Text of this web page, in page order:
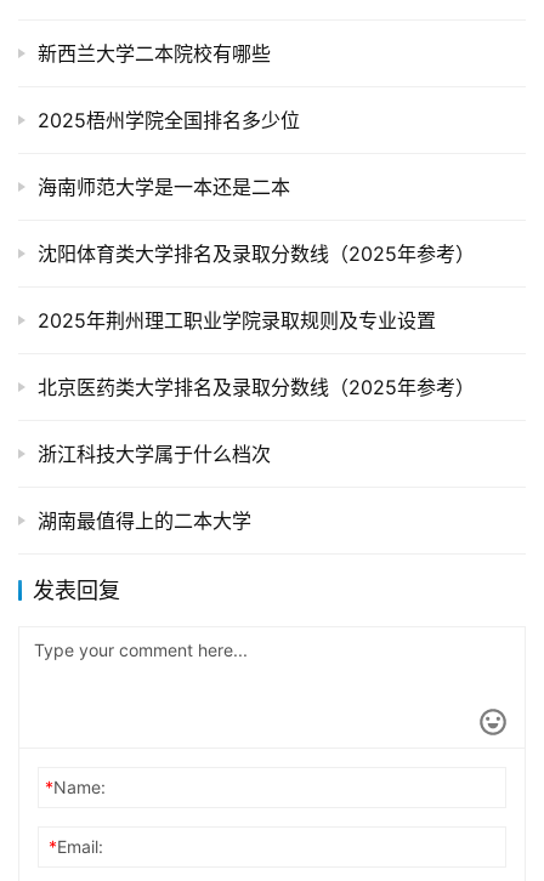
新西兰大学二本院校有哪些
2025梧州学院全国排名多少位
海南师范大学是一本还是二本
沈阳体育类大学排名及录取分数线（2025年参考）
2025年荆州理工职业学院录取规则及专业设置
北京医药类大学排名及录取分数线（2025年参考）
浙江科技大学属于什么档次
湖南最值得上的二本大学
发表回复
*Name:
*Email: